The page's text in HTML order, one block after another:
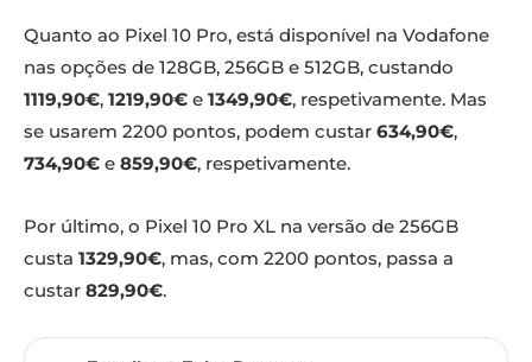
Quanto ao Pixel 10 Pro, está disponível na Vodafone
nas opções de 128GB, 256GB e 512GB, custando
1119,90€, 1219,90€ e 1349,90€, respetivamente. Mas
se usarem 2200 pontos, podem custar 634,90€,
734,90€ e 859,90€, respetivamente.
Por último, o Pixel 10 Pro XL na versão de 256GB
custa 1329,90€, mas, com 2200 pontos, passa a
custar 829,90€.